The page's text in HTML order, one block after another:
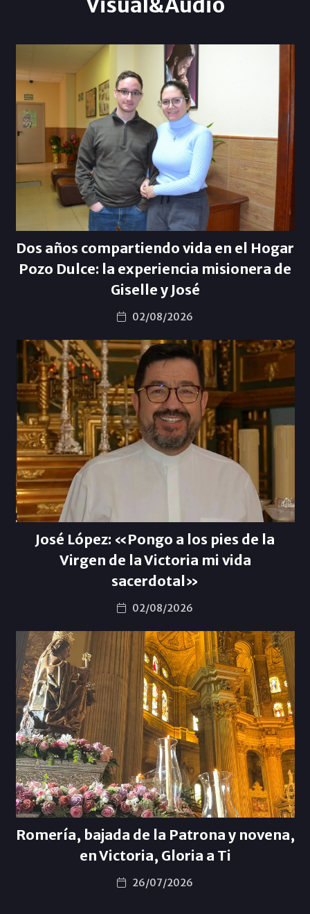
Dos años compartiendo vida en el Hogar
Pozo Dulce: la experiencia misionera de
Giselle y José
02/08/2026
José López: «Pongo a los pies de la
Virgen de la Victoria mi vida
sacerdotal»
02/08/2026
Romería, bajada de la Patrona y novena,
en Victoria, Gloria a Ti
26/07/2026